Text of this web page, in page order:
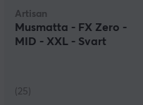
Artisan
Musmatta - FX Zero -
MID - XXL - Svart
(25)